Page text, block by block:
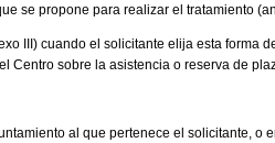
se propone para realizar el tratamiento
III) cuando el solicitante elija esta forma
Centro sobre la asistencia o reserva de
al que pertenece el solicitante, o